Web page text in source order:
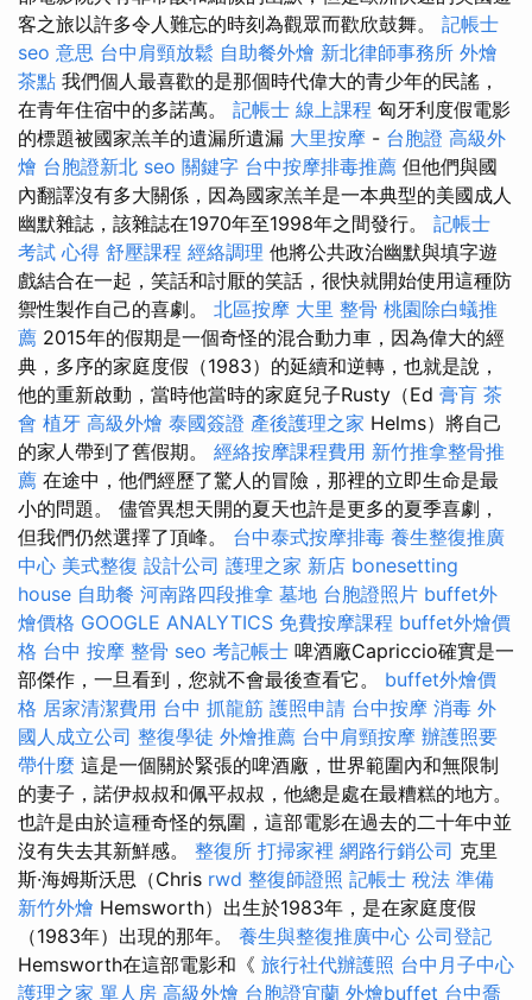
客之旅以許多令人難忘的時刻為觀眾而歡欣鼓舞。 記帳士
seo 意思 台中肩頸放鬆 自助餐外燴 新北律師事務所 外燴
茶點 我們個人最喜歡的是那個時代偉大的青少年的民謠，
在青年住宿中的多諾萬。 記帳士 線上課程 匈牙利度假電影
的標題被國家羔羊的遺漏所遺漏 大里按摩 - 台胞證 高級外
燴 台胞證新北 seo 關鍵字 台中按摩排毒推薦 但他們與國
內翻譯沒有多大關係，因為國家羔羊是一本典型的美國成人
幽默雜誌，該雜誌在1970年至1998年之間發行。 記帳士
考試 心得 舒壓課程 經絡調理 他將公共政治幽默與填字遊
戲結合在一起，笑話和討厭的笑話，很快就開始使用這種防
禦性製作自己的喜劇。 北區按摩 大里 整骨 桃園除白蟻推
薦 2015年的假期是一個奇怪的混合動力車，因為偉大的經
典，多序的家庭度假（1983）的延續和逆轉，也就是說，
他的重新啟動，當時他當時的家庭兒子Rusty（Ed 膏肓 茶
會 植牙 高級外燴 泰國簽證 產後護理之家 Helms）將自己
的家人帶到了舊假期。 經絡按摩課程費用 新竹推拿整骨推
薦 在途中，他們經歷了驚人的冒險，那裡的立即生命是最
小的問題。 儘管異想天開的夏天也許是更多的夏季喜劇，
但我們仍然選擇了頂峰。 台中泰式按摩排毒 養生整復推廣
中心 美式整復 設計公司 護理之家 新店 bonesetting
house 自助餐 河南路四段推拿 墓地 台胞證照片 buffet外
燴價格 GOOGLE ANALYTICS 免費按摩課程 buffet外燴價
格 台中 按摩 整骨 seo 考記帳士 啤酒廠Capriccio確實是一
部傑作，一旦看到，您就不會最後查看它。 buffet外燴價
格 居家清潔費用 台中 抓龍筋 護照申請 台中按摩 消毒 外
國人成立公司 整復學徒 外燴推薦 台中肩頸按摩 辦護照要
帶什麼 這是一個關於緊張的啤酒廠，世界範圍內和無限制
的妻子，諾伊叔叔和佩平叔叔，他總是處在最糟糕的地方。
也許是由於這種奇怪的氛圍，這部電影在過去的二十年中並
沒有失去其新鮮感。 整復所 打掃家裡 網路行銷公司 克里
斯·海姆斯沃思（Chris rwd 整復師證照 記帳士 稅法 準備
新竹外燴 Hemsworth）出生於1983年，是在家庭度假
（1983年）出現的那年。 養生與整復推廣中心 公司登記
Hemsworth在這部電影和《 旅行社代辦護照 台中月子中心
護理之家 單人房 高級外燴 台胞證宜蘭 外燴buffet 台中喬